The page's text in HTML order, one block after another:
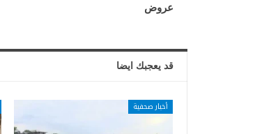
عروض
قد يعجبك ايضا
أخبار صحفية